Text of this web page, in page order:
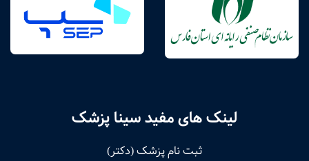
لینک های مفید سینا پزشک
ثبت نام پزشک (دکتر)